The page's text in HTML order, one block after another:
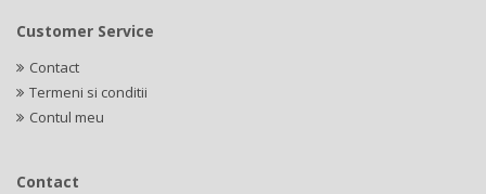
Customer Service
Contact
Termeni si conditii
Contul meu
Contact